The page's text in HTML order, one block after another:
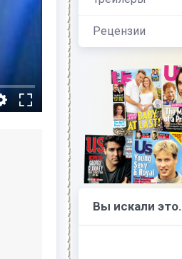
Рецензии
Вы искали это.